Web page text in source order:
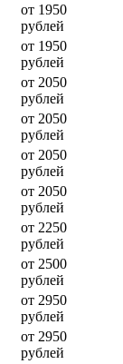
от 1950
рублей
от 1950
рублей
от 2050
рублей
от 2050
рублей
от 2050
рублей
от 2050
рублей
от 2250
рублей
от 2500
рублей
от 2950
рублей
от 2950
рублей